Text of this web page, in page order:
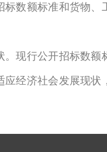
数额标准和货物
行公开招标数额
经济社会发展现状